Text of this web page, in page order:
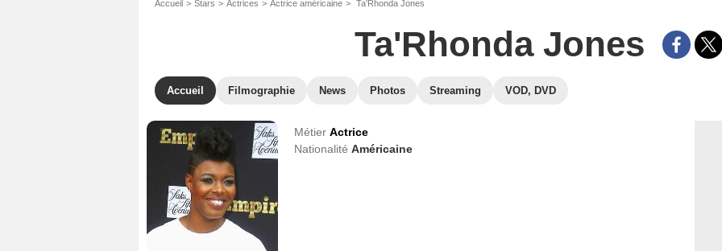
Accueil Stars Actrices Actrice américaine Ta'Rhonda Jones
Ta'Rhonda Jones
Accueil Filmographie News Photos Streaming VOD, DVD
Métier Actrice
Nationalité Américaine